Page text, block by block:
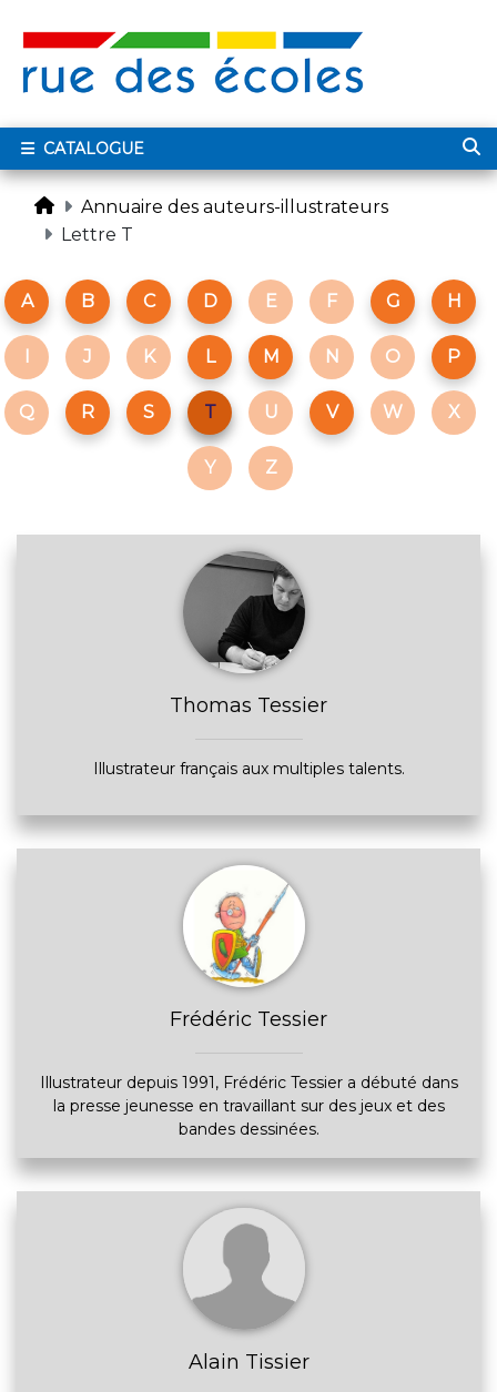
CATALOGUE
Annuaire des auteurs-illustrateurs
Lettre T
A B C D E F G H
I J K L M N O P
Q R S T U V W X
Y Z
Thomas Tessier
Illustrateur français aux multiples talents.
Frédéric Tessier
Illustrateur depuis 1991, Frédéric Tessier a débuté dans
la presse jeunesse en travaillant sur des jeux et des
bandes dessinées.
Alain Tissier